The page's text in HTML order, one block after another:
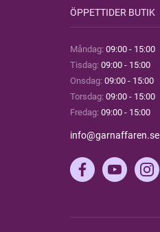
ÖPPETTIDER BUTIK
Måndag: 09:00 - 15:00
Tisdag: 09:00 - 15:00
Onsdag: 09:00 - 15:00
Torsdag: 09:00 - 15:00
Fredag: 09:00 - 15:00
info@garnaffaren.se